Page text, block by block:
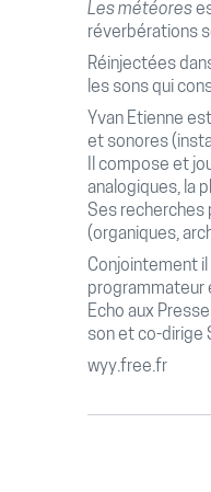
Les météores
réverbérations
Réinjectées
les sons qui
Yvan Etienne
et sonores
Il compose et
analogiques, la
Ses recherches
(organiques,
Conjointement
programmateur
Echo aux
son et co-dirige
wyy.free.fr